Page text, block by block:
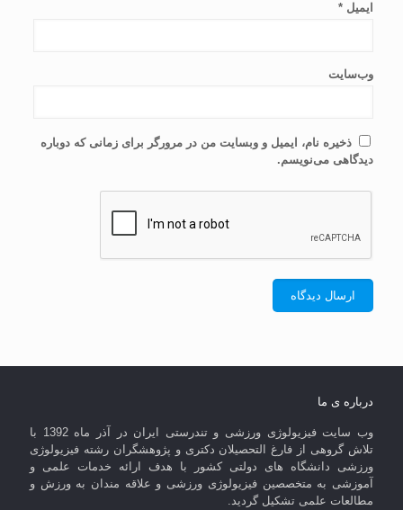
ایمیل *
وب‌سایت
ذخیره نام، ایمیل و وبسایت من در مرورگر برای زمانی که دوباره
دیدگاهی می‌نویسم.
درباره ی ما
وب سایت فیزیولوژی ورزشی و تندرستی ایران در آذر ماه 1392 با
تلاش گروهی از فارغ التحصیلان دکتری و پژوهشگران رشته فیزیولوژی
ورزشی دانشگاه های دولتی کشور با هدف ارائه خدمات علمی و
آموزشی به متخصصین فیزیولوژی ورزشی و علاقه مندان به ورزش و
مطالعات علمی تشکیل گردید.